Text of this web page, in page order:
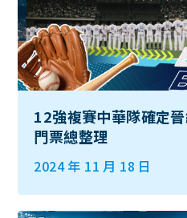
12強複賽中華隊確定
門票總整理
2024 年 11 月 18 日